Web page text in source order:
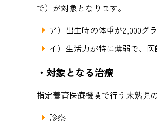
で）が対象となります。
ア）出生時の体重が2,000グ
イ）生活力が特に薄弱で、
・対象となる治療
指定養育医療機関で行う未熟児
診察